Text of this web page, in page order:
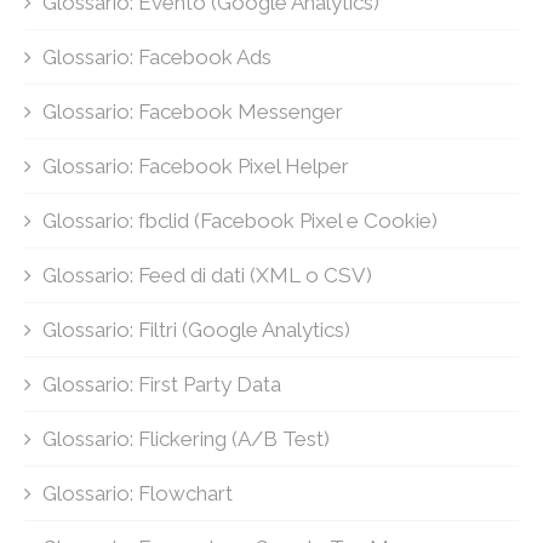
Glossario: Facebook Ads
Glossario: Facebook Messenger
Glossario: Facebook Pixel Helper
Glossario: fbclid (Facebook Pixel e Cookie)
Glossario: Feed di dati (XML o CSV)
Glossario: Filtri (Google Analytics)
Glossario: First Party Data
Glossario: Flickering (A/B Test)
Glossario: Flowchart